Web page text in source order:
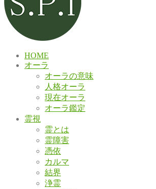
HOME
オーラ
オーラの意味
人格オーラ
現在オーラ
オーラ鑑定
霊視
霊とは
霊障害
憑依
カルマ
結界
浄霊